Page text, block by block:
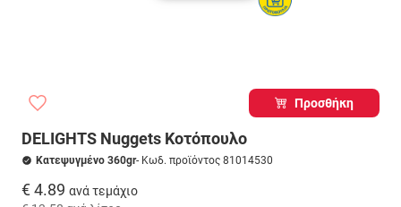
Προσθήκη
DELIGHTS Nuggets Κοτόπουλο
Κατεψυγμένο 360gr- Κωδ. προϊόντος 81014530
€ 4.89 ανά τεμάχιο